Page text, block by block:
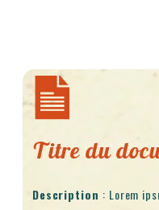
Titre du
Description : Lorem